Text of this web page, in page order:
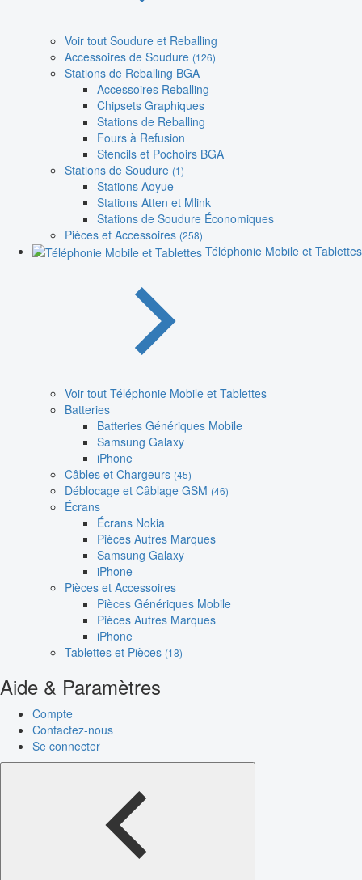
Voir tout Soudure et Reballing
Accessoires de Soudure (126)
Stations de Reballing BGA
Accessoires Reballing
Chipsets Graphiques
Stations de Reballing
Fours à Refusion
Stencils et Pochoirs BGA
Stations de Soudure (1)
Stations Aoyue
Stations Atten et Mlink
Stations de Soudure Économiques
Pièces et Accessoires (258)
Téléphonie Mobile et Tablettes
Voir tout Téléphonie Mobile et Tablettes
Batteries
Batteries Génériques Mobile
Samsung Galaxy
iPhone
Câbles et Chargeurs (45)
Déblocage et Câblage GSM (46)
Écrans
Écrans Nokia
Pièces Autres Marques
Samsung Galaxy
iPhone
Pièces et Accessoires
Pièces Génériques Mobile
Pièces Autres Marques
iPhone
Tablettes et Pièces (18)
Aide & Paramètres
Compte
Contactez-nous
Se connecter